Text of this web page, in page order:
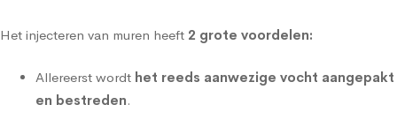
Het injecteren van muren heeft 2 grote voordelen:
Allereerst wordt het reeds aanwezige vocht aangepakt
en bestreden.